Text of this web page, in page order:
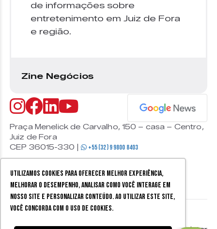
Utilizamos cookies para oferecer melhor experiência,
melhorar o desempenho, analisar como você interage em
nosso site e personalizar conteúdo. Ao utilizar este site,
você concorda com o uso de cookies.
de informações sobre
entretenimento em Juiz de Fora
e região.
Zine Negócios
Praça Menelick de Carvalho, 150 – casa – Centro,
Juiz de Fora
CEP 36015-330 |
+55 (32) 9 9800 8403